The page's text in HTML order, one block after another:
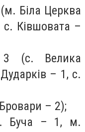
Біла Церква
Ківшовата –
3 (с. Велика
– 1, с.
– 2);
Буча – 1, м.